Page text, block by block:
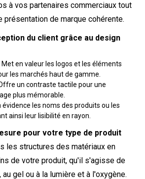
à vos partenaires commerciaux tout
présentation de marque cohérente.
du client grâce au design
Met en valeur les logos et les éléments
les marchés haut de gamme.
un contraste tactile pour une
plus mémorable.
évidence les noms des produits ou les
ainsi leur lisibilité en rayon.
pour votre type de produit
les structures des matériaux en
de votre produit, qu'il s'agisse de
gel ou à la lumière et à l'oxygène.